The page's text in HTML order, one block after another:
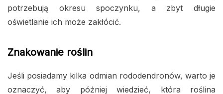
potrzebują okresu spoczynku, a zbyt długie
oświetlanie ich może zakłócić.
Znakowanie roślin
Jeśli posiadamy kilka odmian rododendronów, warto je
oznaczyć, aby później wiedzieć, która roślina